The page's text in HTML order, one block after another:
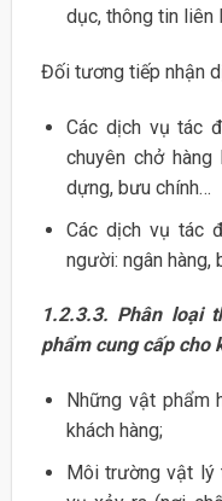
dục, thông tin liên
Đối tương tiếp nhận
Các dịch vụ tác
chuyên chở
dựng, bưu chính…
Các dịch vụ tác
người: ngân hàng,
1.2.3.3. Phân loại
phẩm cung cấp cho
Những vật phẩm
khách hàng;
Môi trường vật lý